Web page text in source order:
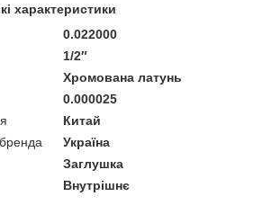
характеристики
0.022000
1/2″
Хромована латунь
0.000025
Китай
бренда
Україна
Заглушка
Внутрішнє